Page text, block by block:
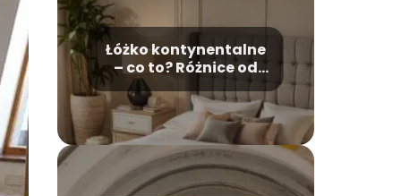
Łóżko kontynentalne
– co to? Różnice od
tradycyjnego